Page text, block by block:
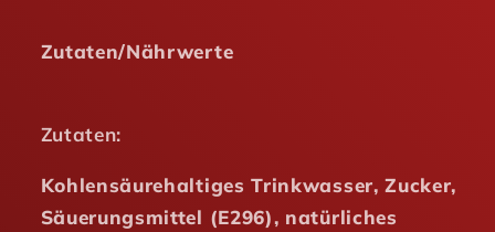
Zutaten/Nährwerte
Zutaten:
Kohlensäurehaltiges Trinkwasser, Zucker,
Säuerungsmittel (E296), natürliches